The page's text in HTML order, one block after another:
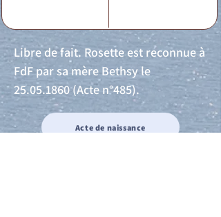
Libre de fait. Rosette est reconnue à
FdF par sa mère Bethsy le
25.05.1860(Acte n°485).
Acte de naissance